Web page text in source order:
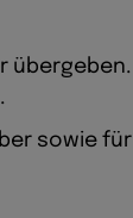
übergeben.
sowie für